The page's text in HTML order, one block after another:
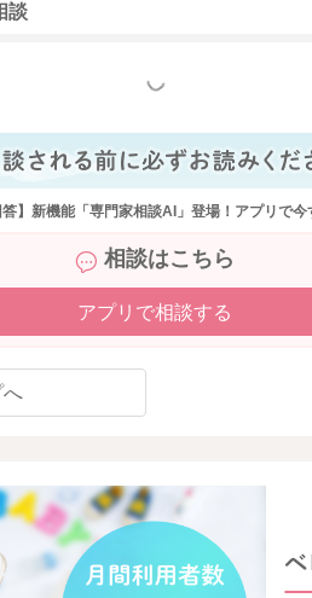
談
もっと見る
】新機能「専門家相談AI」登場！アプリで今
相談はこちら
アプリで相談する
へ